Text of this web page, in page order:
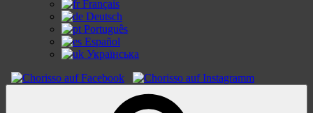
Français
Deutsch
Português
Español
Українська